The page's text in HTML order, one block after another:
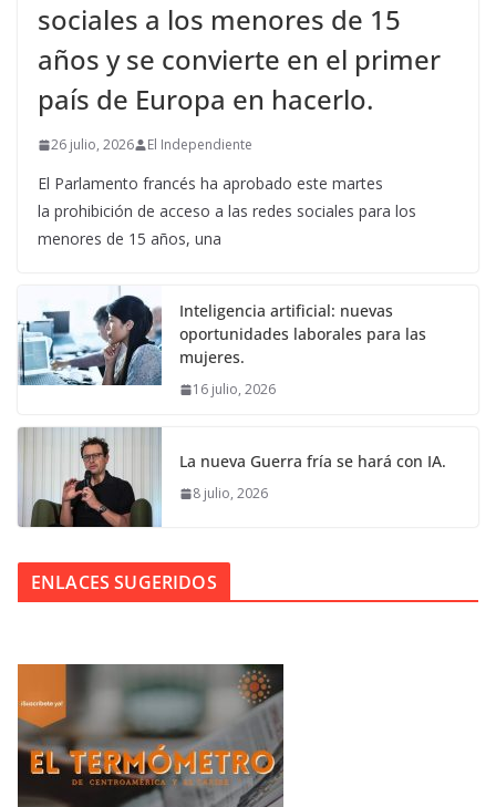
sociales a los menores de 15
años y se convierte en el primer
país de Europa en hacerlo.
26 julio, 2026 El Independiente
El Parlamento francés ha aprobado este martes
la prohibición de acceso a las redes sociales para los
menores de 15 años, una
Inteligencia artificial: nuevas
oportunidades laborales para las
mujeres.
16 julio, 2026
La nueva Guerra fría se hará con IA.
8 julio, 2026
ENLACES SUGERIDOS